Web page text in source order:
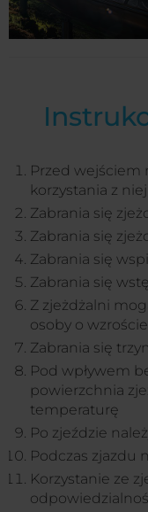
Przed wejściem
korzystania z niej
Zabrania się
Zabrania się
Zabrania się
Zabrania się
Z zjeżdżalni
osoby o
Zabrania się
Pod wpływem
powierzchnia
temperaturę
Po zjeździe
Podczas zjazdu
Korzystanie ze